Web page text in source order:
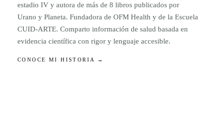
estadio IV y autora de más de 8 libros publicados por
Urano y Planeta. Fundadora de OFM Health y de la Escuela
CUID-ARTE. Comparto información de salud basada en
evidencia científica con rigor y lenguaje accesible.
CONOCE MI HISTORIA →